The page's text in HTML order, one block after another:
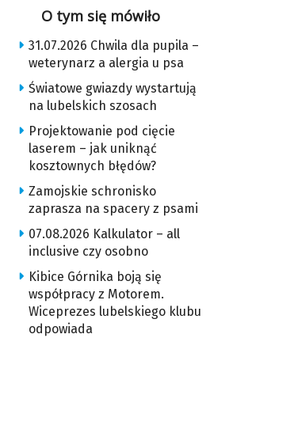
O tym się mówiło
31.07.2026 Chwila dla pupila –
weterynarz a alergia u psa
Światowe gwiazdy wystartują
na lubelskich szosach
Projektowanie pod cięcie
laserem – jak uniknąć
kosztownych błędów?
Zamojskie schronisko
zaprasza na spacery z psami
07.08.2026 Kalkulator – all
inclusive czy osobno
Kibice Górnika boją się
współpracy z Motorem.
Wiceprezes lubelskiego klubu
odpowiada